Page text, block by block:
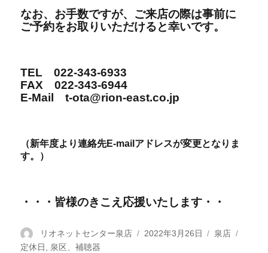
なお、お手数ですが、ご来店の際は事前に
ご予約をお取りいただけると幸いです。
TEL 022-343-6933
FAX 022-343-6944
E-Mail t-ota@rion-east.co.jp
（新年度より連絡先E-mailアドレスが変更となりま
す。）
・・・皆様のきこえ応援いたします・・
投
稿
リオネットセンター泉店
投
2022年3月26日
カ
泉店
定休日 泉区、補聴器